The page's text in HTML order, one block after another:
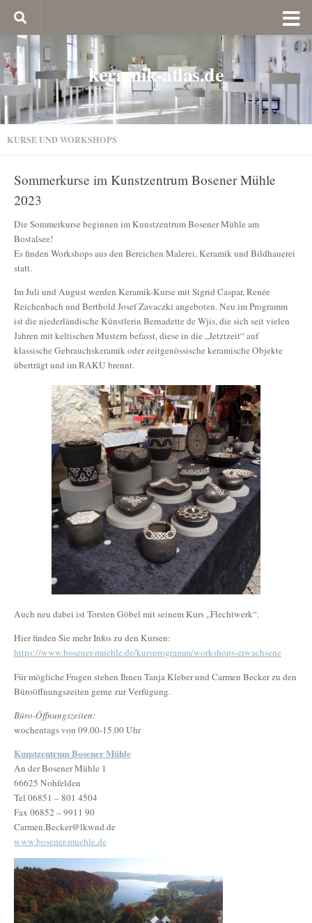
keramik-atlas.de
KURSE UND WORKSHOPS
Sommerkurse im Kunstzentrum Bosener Mühle
2023
Die Sommerkurse beginnen im Kunstzentrum Bosener Mühle am
Bostalsee!
Es finden Workshops aus den Bereichen Malerei, Keramik und Bildhauerei
statt.
Im Juli und August werden Keramik-Kurse mit Sigrid Caspar, Renée
Reichenbach und Berthold Josef Zavaczki angeboten. Neu im Programm
ist die niederländische Künstlerin Bernadette de Wjis, die sich seit vielen
Jahren mit keltischen Mustern befasst, diese in die „Jetztzeit“ auf
klassische Gebrauchskeramik oder zeitgenössische keramische Objekte
überträgt und im RAKU brennt.
Auch neu dabei ist Torsten Göbel mit seinem Kurs „Flechtwerk“.
Hier finden Sie mehr Infos zu den Kursen:
https://www.bosener-muehle.de/kursprogramm/workshops-erwachsene
Für mögliche Fragen stehen Ihnen Tanja Kleber und Carmen Becker zu den
Büroöffnungszeiten gerne zur Verfügung.
Büro-Öffnungszeiten:
wochentags von 09.00-15.00 Uhr
Kunstzentrum Bosener Mühle
An der Bosener Mühle 1
66625 Nohfelden
Tel 06851 – 801 4504
Fax 06852 – 9911 90
Carmen.Becker@lkwnd.de
www.bosener-muehle.de